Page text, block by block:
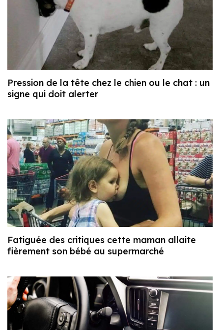
Pression de la tête chez le chien ou le chat : un
signe qui doit alerter
Fatiguée des critiques cette maman allaite
fièrement son bébé au supermarché